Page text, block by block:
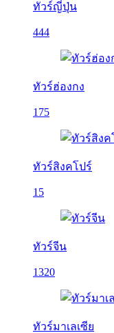
ทัวร์ญี่ปุ่น
444
ทัวร์ฮ่องกง
175
ทัวร์สิงคโปร์
15
ทัวร์จีน
1320
ทัวร์มาเลเซีย